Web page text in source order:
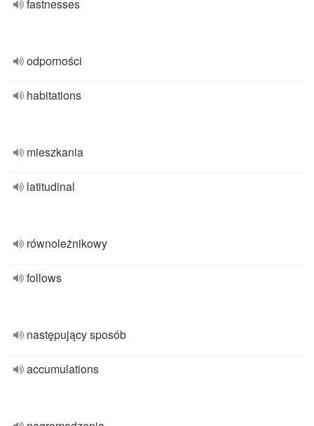
fastnesses
odporności
habitations
mieszkania
latitudinal
równoleżnikowy
follows
następujący sposób
accumulations